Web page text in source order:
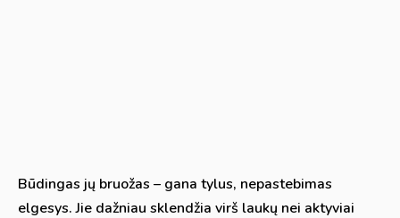
Būdingas jų bruožas – gana tylus, nepastebimas
elgesys. Jie dažniau sklendžia virš laukų nei aktyviai